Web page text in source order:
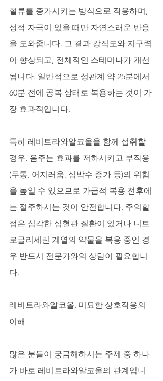
혈류를 증가시키는 방식으로 작용하며,
성적 자극이 있을 때만 자연스러운 반응
을 도와줍니다. 그 결과 강직도와 지구력
이 향상되고, 전체적인 스테미나가 개선
됩니다. 일반적으로 성관계 약 25분에서
60분 전에 공복 상태로 복용하는 것이 가
장 효과적입니다.
특히 레비트라와알코올을 함께 섭취할
경우, 음주는 효과를 저하시키고 부작용
(두통, 어지러움, 심박수 증가 등)의 위험
을 높일 수 있으므로 가급적 복용 전후에
는 절주하시는 것이 안전합니다. 주의할
점은 심각한 심혈관 질환이 있거나 니트
로글리세린 계열의 약물을 복용 중인 경
우 반드시 전문가와의 상담이 필요합니
다.
레비트라와알코올, 미묘한 상호작용의
이해
많은 분들이 궁금해하시는 주제 중 하나
가 바로 레비트라와알코올의 관계입니